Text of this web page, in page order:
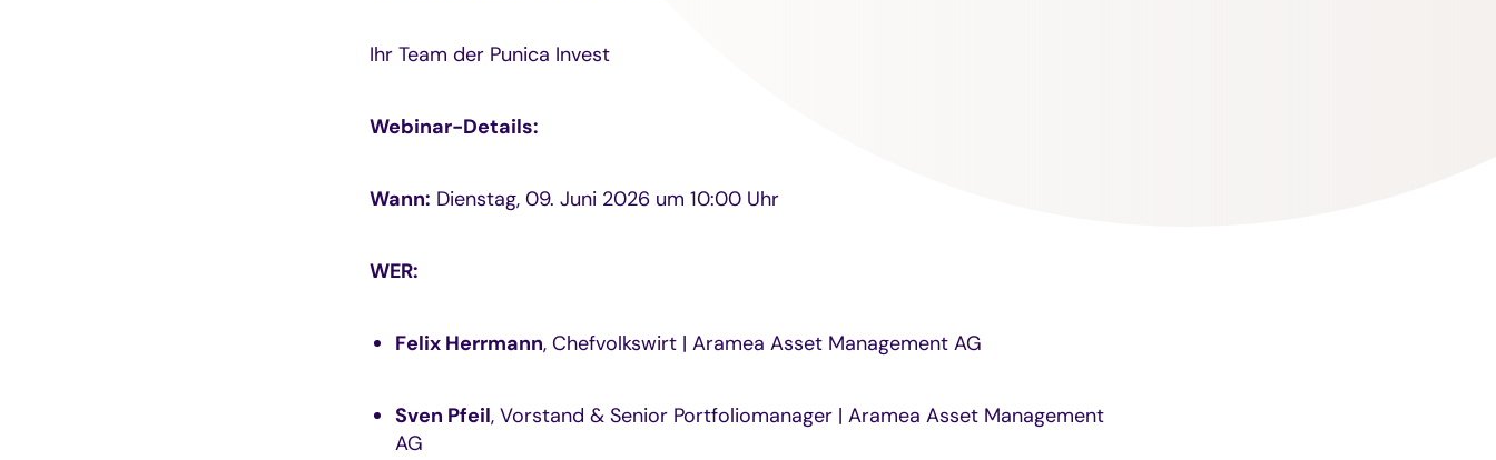
Ihr Team der Punica Invest
Webinar-Details:
Wann: Dienstag, 09. Juni 2026 um 10:00 Uhr
WER:
Felix Herrmann, Chefvolkswirt | Aramea Asset Management AG
Sven Pfeil, Vorstand & Senior Portfoliomanager | Aramea Asset Management
AG